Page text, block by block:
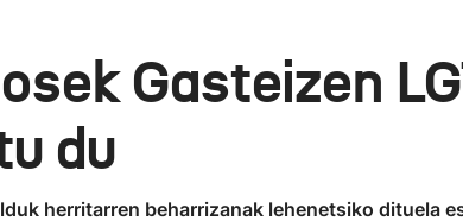
Gasteizen
du
herritarren beharrizanak lehenetsiko dituela